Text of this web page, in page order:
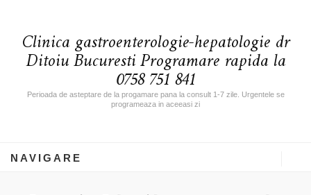
Clinica gastroenterologie-hepatologie dr
Ditoiu Bucuresti Programare rapida la
0758 751 841
Perioada de asteptare de la progamare pana la consult 1-7 zile. Urgentele se
programeaza in aceeasi zi
NAVIGARE